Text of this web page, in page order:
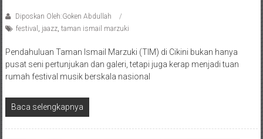
Diposkan Oleh:Goken Abdullah
festival
jaazz, taman ismail marzuki
Pendahuluan Taman Ismail Marzuki (TIM) di Cikini bukan hanya
pusat seni pertunjukan dan galeri, tetapi juga kerap menjadi tuan
rumah festival musik berskala nasional
Baca selengkapnya